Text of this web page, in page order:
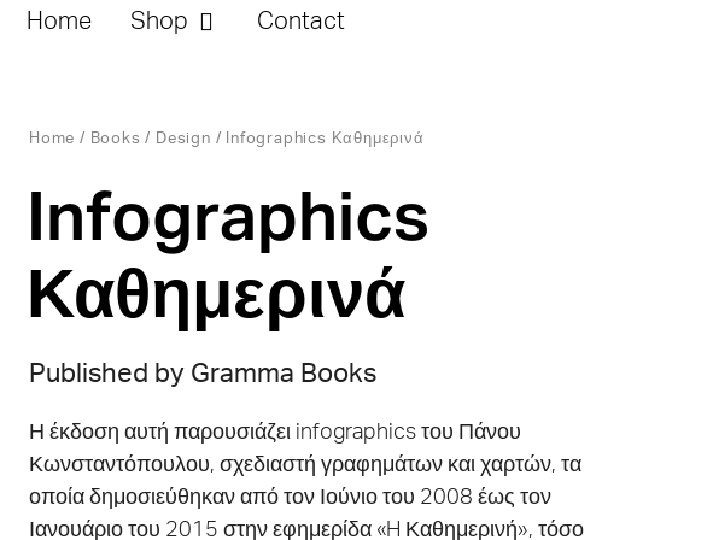
Home Shop Contact
Home / Books / Design / Infographics Καθημερινά
Infographics
Καθημερινά
Published by Gramma Books
Η έκδοση αυτή παρουσιάζει infographics του Πάνου
Κωνσταντόπουλου, σχεδιαστή γραφημάτων και χαρτών, τα
οποία δημοσιεύθηκαν από τον Ιούνιο του 2008 έως τον
Ιανουάριο του 2015 στην εφημερίδα «H Καθημερινή», τόσο